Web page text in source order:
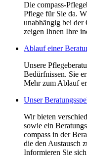
Die compass-
Pflege für Sie da.
unabhängig bei der
zeigen Ihnen Ihre
Ablauf einer
Unsere
Bedürfnissen. Sie
Mehr zum Ablauf
Unser
Wir bieten
sowie ein
compass in der
die den Austausch
Informieren Sie